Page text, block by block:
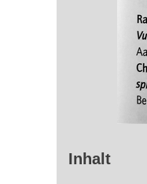
Inhalt